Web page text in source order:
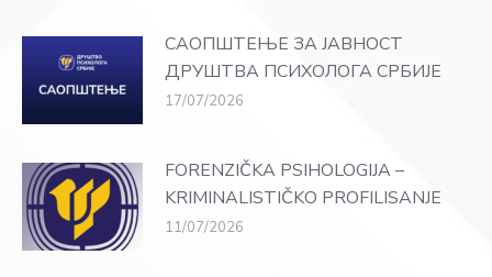
САОПШТЕЊЕ ЗА ЈАВНОСТ
ДРУШТВА ПСИХОЛОГА СРБИЈЕ
17/07/2026
FORENZIČKA PSIHOLOGIJA –
KRIMINALISTIČKO PROFILISANJE
11/07/2026